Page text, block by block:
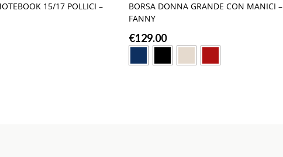
15/17 POLLICI –
BORSA DONNA GRANDE CON MANICI –
FANNY
€129.00